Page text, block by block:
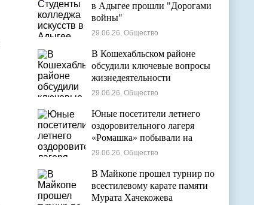
в Адыгее прошли "Дорогами
войны"
29.06.26, Общество
В Кошехабльском районе
обсудили ключевые вопросы
жизнедеятельности
муниципалитета
29.06.26, Общество
Юные посетители летнего
оздоровительного лагеря
«Ромашка» побывали на
экскурсии в Дондуковском
29.06.26, Общество
В Майкопе прошел турнир по
всестилевому карате памяти
Мурата Хачекожева